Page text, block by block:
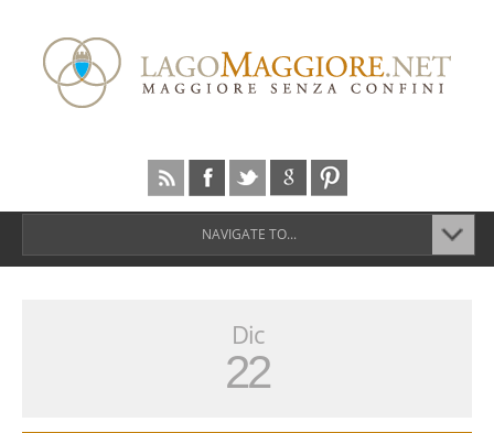
NAVIGATE TO...
Dic
22